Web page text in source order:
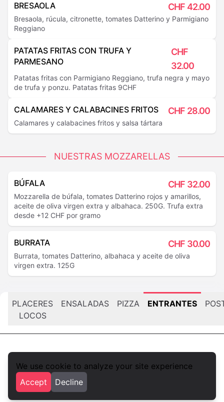
We use cookie to analyze your site experience
Accept
Decline
BRESAOLA CHF 42.00
Bresaola, rúcula, citronette, tomates Datterino y Parmigiano
Reggiano
PATATAS FRITAS CON TRUFA Y
PARMESANO
CHF
32.00
Patatas fritas con Parmigiano Reggiano, trufa negra y mayo
de trufa y ponzu. Patatas fritas 9CHF
CALAMARES Y CALABACINES FRITOS CHF 28.00
Calamares y calabacines fritos y salsa tártara
NUESTRAS MOZZARELLAS
BÚFALA CHF 32.00
Mozzarella de búfala, tomates Datterino rojos y amarillos,
aceite de oliva virgen extra y albahaca. 250G. Trufa extra
desde +12 CHF por gramo
BURRATA CHF 30.00
Burrata, tomates Datterino, albahaca y aceite de oliva
virgen extra. 125G
PLACERES
LOCOS
ENSALADAS PIZZA ENTRANTES